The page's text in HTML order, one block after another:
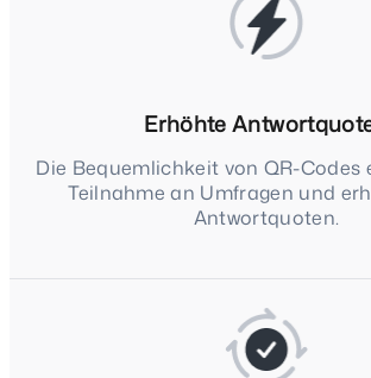
Erhöhte
Die Bequemlichkeit von QR-Codes
Teilnahme an Umfragen und
Antwortquoten.